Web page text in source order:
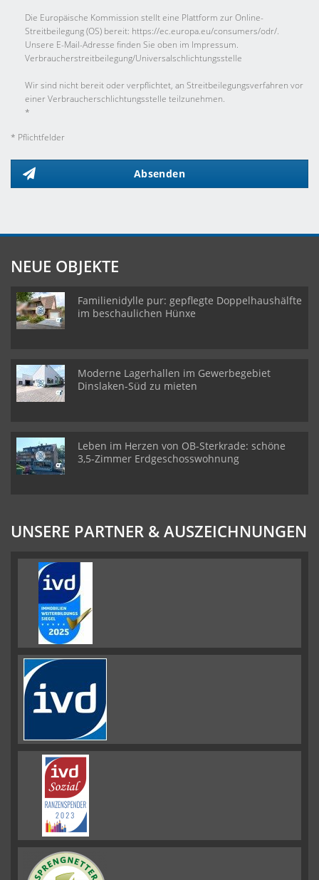
Die Europäische Kommission stellt eine Plattform zur Online-
Streitbeilegung (OS) bereit: https://ec.europa.eu/consumers/odr/.
Unsere E-Mail-Adresse finden Sie oben im Impressum.
Verbraucher­streit­beilegung/Universal­schlichtungs­stelle
Wir sind nicht bereit oder verpflichtet, an Streitbeilegungsverfahren vor
einer Verbraucherschlichtungsstelle teilzunehmen.
*
* Pflichtfelder
Absenden
NEUE OBJEKTE
Familienidylle pur: gepflegte Doppelhaushälfte
im beschaulichen Hünxe
Moderne Lagerhallen im Gewerbegebiet
Dinslaken-Süd zu mieten
Leben im Herzen von OB-Sterkrade: schöne
3,5-Zimmer Erdgeschosswohnung
UNSERE PARTNER & AUSZEICHNUNGEN